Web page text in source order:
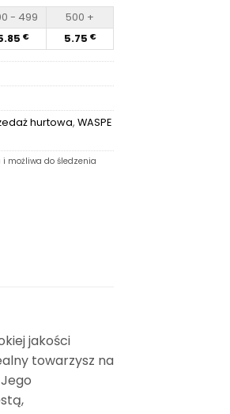
- 499
500 +
€ 5.75 €
hurtowa, WASPE
możliwa do śledzenia
jakości
towarzysz na